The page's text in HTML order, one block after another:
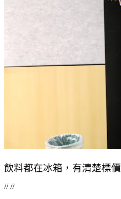
飲料都在冰箱，有清楚標價
// //